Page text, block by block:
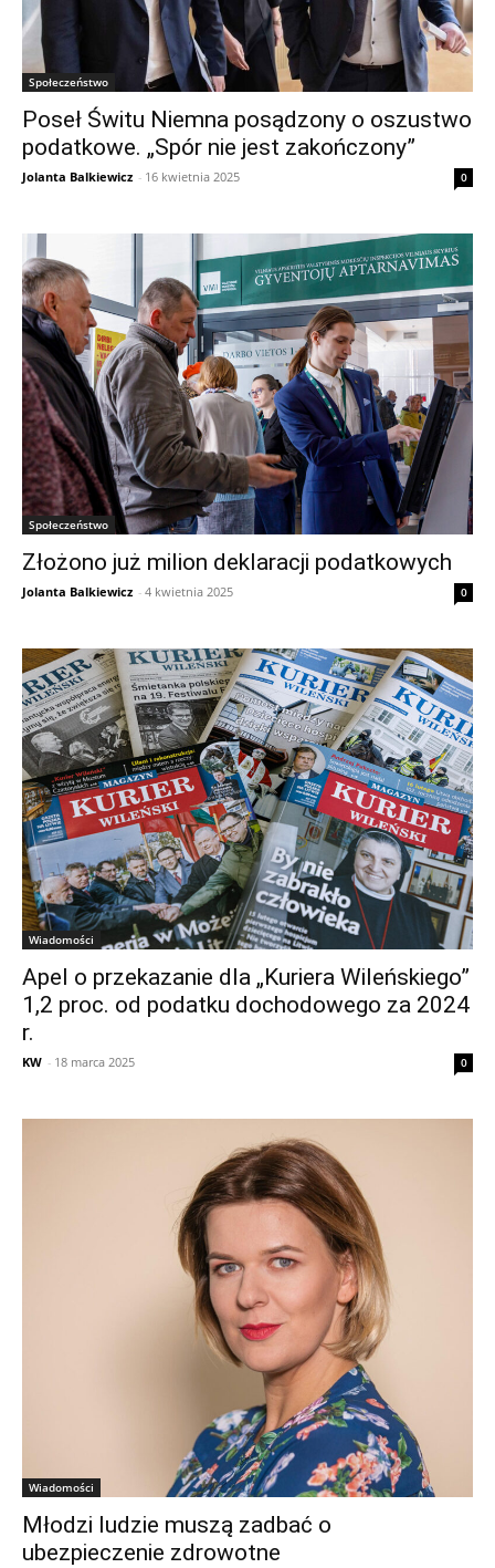
Społeczeństwo
Poseł Świtu Niemna posądzony o oszustwo
podatkowe. „Spór nie jest zakończony”
Jolanta Balkiewicz - 16 kwietnia 2025 0
Społeczeństwo
Złożono już milion deklaracji podatkowych
Jolanta Balkiewicz - 4 kwietnia 2025 0
Wiadomości
Apel o przekazanie dla „Kuriera Wileńskiego”
1,2 proc. od podatku dochodowego za 2024
r.
KW - 18 marca 2025 0
Wiadomości
Młodzi ludzie muszą zadbać o
ubezpieczenie zdrowotne